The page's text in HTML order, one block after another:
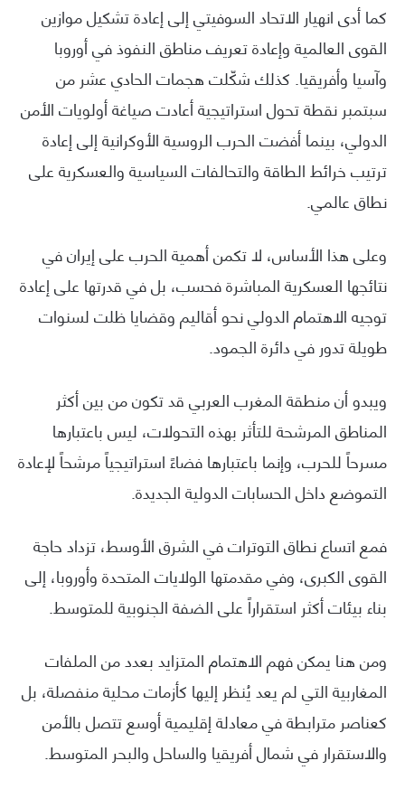
كما أدى انهيار الاتحاد السوفيتي إلى إعادة تشكيل موازين
القوى العالمية وإعادة تعريف مناطق النفوذ في أوروبا
وآسيا وأفريقيا. كذلك شكّلت هجمات الحادي عشر من
سبتمبر نقطة تحول استراتيجية أعادت صياغة أولويات الأمن
الدولي، بينما أفضت الحرب الروسية الأوكرانية إلى إعادة
ترتيب خرائط الطاقة والتحالفات السياسية والعسكرية على
نطاق عالمي.
وعلى هذا الأساس، لا تكمن أهمية الحرب على إيران في
نتائجها العسكرية المباشرة فحسب، بل في قدرتها على إعادة
توجيه الاهتمام الدولي نحو أقاليم وقضايا ظلت لسنوات
طويلة تدور في دائرة الجمود.
ويبدو أن منطقة المغرب العربي قد تكون من بين أكثر
المناطق المرشحة للتأثر بهذه التحولات، ليس باعتبارها
مسرحاً للحرب، وإنما باعتبارها فضاءً استراتيجياً مرشحاً لإعادة
التموضع داخل الحسابات الدولية الجديدة.
فمع اتساع نطاق التوترات في الشرق الأوسط، تزداد حاجة
القوى الكبرى، وفي مقدمتها الولايات المتحدة وأوروبا، إلى
بناء بيئات أكثر استقراراً على الضفة الجنوبية للمتوسط.
ومن هنا يمكن فهم الاهتمام المتزايد بعدد من الملفات
المغاربية التي لم يعد يُنظر إليها كأزمات محلية منفصلة، بل
كعناصر مترابطة في معادلة إقليمية أوسع تتصل بالأمن
والاستقرار في شمال أفريقيا والساحل والبحر المتوسط.